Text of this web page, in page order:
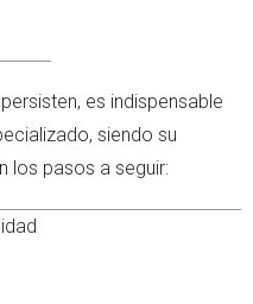
es indispensable
siendo su
los pasos a seguir: